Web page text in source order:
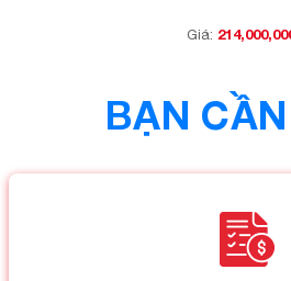
Giá:
BẠN